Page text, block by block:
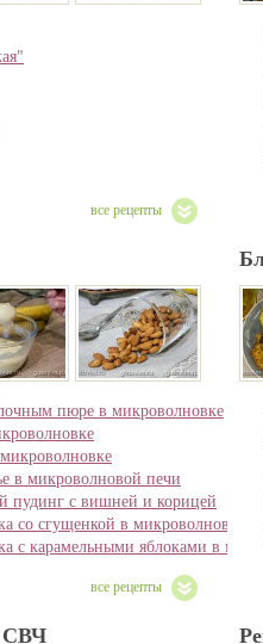
все рецепты
пюре в микроволновке
в микроволновой печи
пудинг с вишней и корицей
со сгущенкой в микроволновке
с карамельными яблоками в
все рецепты
СВЧ